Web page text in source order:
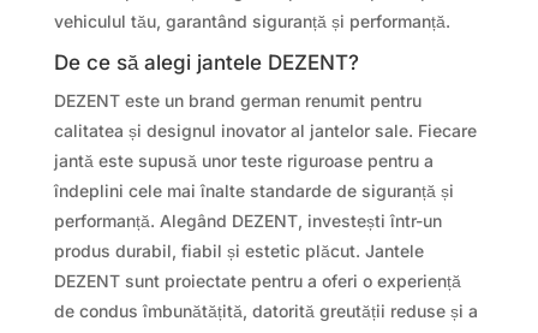
vehiculul tău, garantând siguranță și performanță.
De ce să alegi jantele DEZENT?
DEZENT este un brand german renumit pentru
calitatea și designul inovator al jantelor sale. Fiecare
jantă este supusă unor teste riguroase pentru a
îndeplini cele mai înalte standarde de siguranță și
performanță. Alegând DEZENT, investești într-un
produs durabil, fiabil și estetic plăcut. Jantele
DEZENT sunt proiectate pentru a oferi o experiență
de condus îmbunătățită, datorită greutății reduse și a